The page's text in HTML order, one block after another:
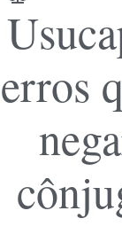
erros